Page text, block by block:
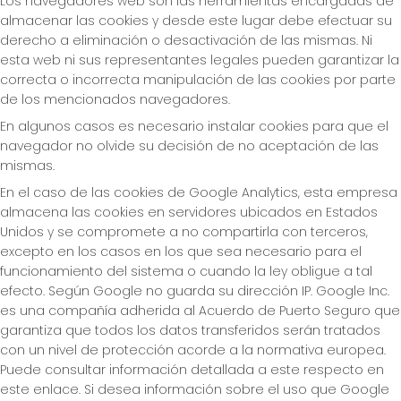
almacenar las cookies y desde este lugar debe efectuar su
derecho a eliminación o desactivación de las mismas. Ni
esta web ni sus representantes legales pueden garantizar la
correcta o incorrecta manipulación de las cookies por parte
de los mencionados navegadores.
En algunos casos es necesario instalar cookies para que el
navegador no olvide su decisión de no aceptación de las
mismas.
En el caso de las cookies de Google Analytics, esta empresa
almacena las cookies en servidores ubicados en Estados
Unidos y se compromete a no compartirla con terceros,
excepto en los casos en los que sea necesario para el
funcionamiento del sistema o cuando la ley obligue a tal
efecto. Según Google no guarda su dirección IP. Google Inc.
es una compañía adherida al Acuerdo de Puerto Seguro que
garantiza que todos los datos transferidos serán tratados
con un nivel de protección acorde a la normativa europea.
Puede consultar información detallada a este respecto en
este enlace. Si desea información sobre el uso que Google